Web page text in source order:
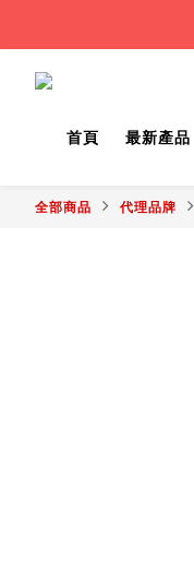
首頁 最新產品
全部商品 代理品牌